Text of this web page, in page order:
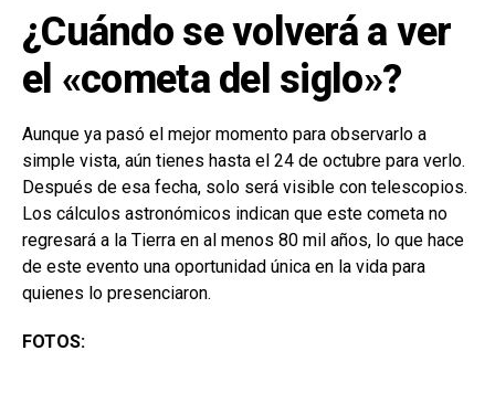
¿Cuándo se volverá a ver
el «cometa del siglo»?
Aunque ya pasó el mejor momento para observarlo a
simple vista, aún tienes hasta el 24 de octubre para verlo.
Después de esa fecha, solo será visible con telescopios.
Los cálculos astronómicos indican que este cometa no
regresará a la Tierra en al menos 80 mil años, lo que hace
de este evento una oportunidad única en la vida para
quienes lo presenciaron.
FOTOS: